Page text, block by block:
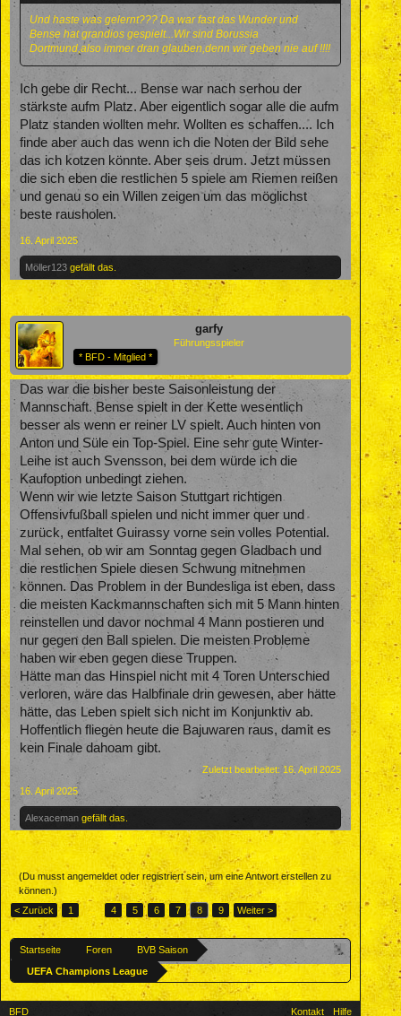
Und haste was gelernt??? Da war fast das Wunder und
Bense hat grandios gespielt...Wir sind Borussia
Dortmund,also immer dran glauben,denn wir geben nie auf !!!!
Ich gebe dir Recht... Bense war nach serhou der
stärkste aufm Platz. Aber eigentlich sogar alle die aufm
Platz standen wollten mehr. Wollten es schaffen.... Ich
finde aber auch das wenn ich die Noten der Bild sehe
das ich kotzen könnte. Aber seis drum. Jetzt müssen
die sich eben die restlichen 5 spiele am Riemen reißen
und genau so ein Willen zeigen um das möglichst
beste rausholen.
16. April 2025
Möller123 gefällt das.
garfy
Führungsspieler
* BFD - Mitglied *
Das war die bisher beste Saisonleistung der
Mannschaft. Bense spielt in der Kette wesentlich
besser als wenn er reiner LV spielt. Auch hinten von
Anton und Süle ein Top-Spiel. Eine sehr gute Winter-
Leihe ist auch Svensson, bei dem würde ich die
Kaufoption unbedingt ziehen.
Wenn wir wie letzte Saison Stuttgart richtigen
Offensivfußball spielen und nicht immer quer und
zurück, entfaltet Guirassy vorne sein volles Potential.
Mal sehen, ob wir am Sonntag gegen Gladbach und
die restlichen Spiele diesen Schwung mitnehmen
können. Das Problem in der Bundesliga ist eben, dass
die meisten Kackmannschaften sich mit 5 Mann hinten
reinstellen und davor nochmal 4 Mann postieren und
nur gegen den Ball spielen. Die meisten Probleme
haben wir eben gegen diese Truppen.
Hätte man das Hinspiel nicht mit 4 Toren Unterschied
verloren, wäre das Halbfinale drin gewesen, aber hätte
hätte, das Leben spielt sich nicht im Konjunktiv ab.
Hoffentlich fliegen heute die Bajuwaren raus, damit es
kein Finale dahoam gibt.
Zuletzt bearbeitet: 16. April 2025
16. April 2025
Alexaceman gefällt das.
(Du musst angemeldet oder registriert sein, um eine Antwort erstellen zu
können.)
< Zurück
1 ← 4 5 6 7 8 9 Weiter >
Startseite Foren
BVB Saison
UEFA Champions League
BFD Kontakt Hilfe